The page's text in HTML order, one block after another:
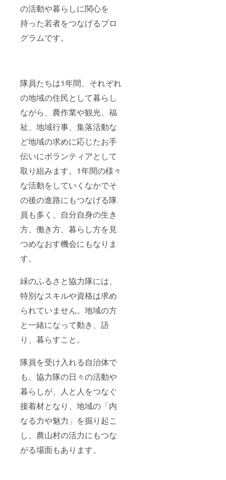
の活動や暮らしに関心を
持った若者をつなげるプロ
グラムです。
隊員たちは1年間、それぞれ
の地域の住民として暮らし
ながら、農作業や観光、福
祉、地域行事、集落活動な
ど地域の求めに応じたお手
伝いにボランティアとして
取り組みます。1年間の様々
な活動をしていくなかでそ
の後の進路にもつなげる隊
員も多く、自分自身の生き
方、働き方、暮らし方を見
つめなおす機会にもなりま
す。
緑のふるさと協力隊には、
特別なスキルや資格は求め
られていません。地域の方
と一緒になって動き、語
り、暮らすこと。
隊員を受け入れる自治体で
も、協力隊の日々の活動や
暮らしが、人と人をつなぐ
接着材となり、地域の「内
なる力や魅力」を掘り起こ
し、農山村の活力にもつな
がる場面もあります。